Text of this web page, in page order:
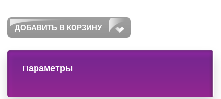
ДОБАВИТЬ В КОРЗИНУ
Параметры